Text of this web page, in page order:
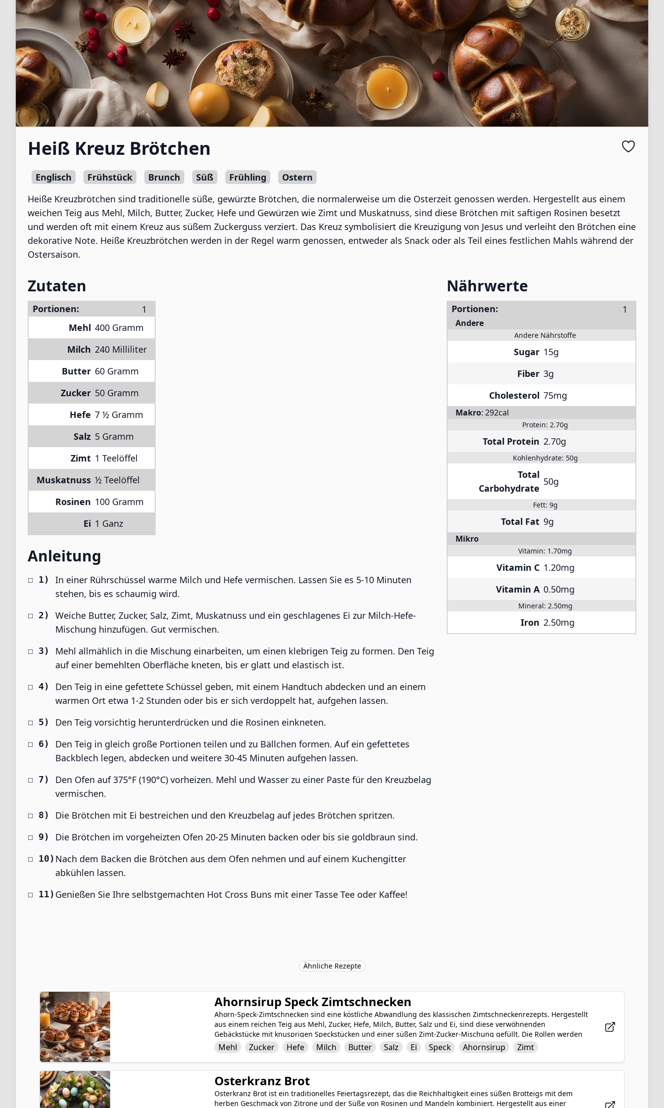
Heiß Kreuz Brötchen
Englisch Frühstück Brunch Süß Frühling
Ostern
Heiße Kreuzbrötchen sind traditionelle süße, gewürzte Brötchen, die normalerweise um die Osterzeit genossen werden. Hergestellt aus einem
weichen Teig aus Mehl, Milch, Butter, Zucker, Hefe und Gewürzen wie Zimt und Muskatnuss, sind diese Brötchen mit saftigen Rosinen besetzt
und werden oft mit einem Kreuz aus süßem Zuckerguss verziert. Das Kreuz symbolisiert die Kreuzigung von Jesus und verleiht den Brötchen eine
dekorative Note. Heiße Kreuzbrötchen werden in der Regel warm genossen, entweder als Snack oder als Teil eines festlichen Mahls während der
Ostersaison.
Zutaten
Portionen:
Mehl 400 Gramm
Milch 240 Milliliter
Butter 60 Gramm
Zucker 50 Gramm
Hefe 7 ½ Gramm
Salz 5 Gramm
Zimt 1 Teelöffel
Muskatnuss ½ Teelöffel
Rosinen 100 Gramm
Ei 1 Ganz
Anleitung
In einer Rührschüssel warme Milch und Hefe vermischen. Lassen Sie es 5-10 Minuten
stehen, bis es schaumig wird.
Weiche Butter, Zucker, Salz, Zimt, Muskatnuss und ein geschlagenes Ei zur Milch-Hefe-
Mischung hinzufügen. Gut vermischen.
Mehl allmählich in die Mischung einarbeiten, um einen klebrigen Teig zu formen. Den Teig
auf einer bemehlten Oberfläche kneten, bis er glatt und elastisch ist.
Den Teig in eine gefettete Schüssel geben, mit einem Handtuch abdecken und an einem
warmen Ort etwa 1-2 Stunden oder bis er sich verdoppelt hat, aufgehen lassen.
Den Teig vorsichtig herunterdrücken und die Rosinen einkneten.
Den Teig in gleich große Portionen teilen und zu Bällchen formen. Auf ein gefettetes
Backblech legen, abdecken und weitere 30-45 Minuten aufgehen lassen.
Den Ofen auf 375°F (190°C) vorheizen. Mehl und Wasser zu einer Paste für den Kreuzbelag
vermischen.
Die Brötchen mit Ei bestreichen und den Kreuzbelag auf jedes Brötchen spritzen.
Die Brötchen im vorgeheizten Ofen 20-25 Minuten backen oder bis sie goldbraun sind.
Nach dem Backen die Brötchen aus dem Ofen nehmen und auf einem Kuchengitter
abkühlen lassen.
Genießen Sie Ihre selbstgemachten Hot Cross Buns mit einer Tasse Tee oder Kaffee!
Nährwerte
Portionen:
Andere
Andere Nährstoffe
Sugar 15g
Fiber 3g
Cholesterol 75mg
Makro: 292cal
Protein: 2.70g
Total Protein 2.70g
Kohlenhydrate: 50g
Total
Carbohydrate
50g
Fett: 9g
Total Fat 9g
Mikro
Vitamin: 1.70mg
Vitamin C 1.20mg
Vitamin A 0.50mg
Mineral: 2.50mg
Iron 2.50mg
Ähnliche Rezepte
Ahornsirup Speck Zimtschnecken
Ahorn-Speck-Zimtschnecken sind eine köstliche Abwandlung des klassischen Zimtschneckenrezepts. Hergestellt
aus einem reichen Teig aus Mehl, Zucker, Hefe, Milch, Butter, Salz und Ei, sind diese verwöhnenden
Gebäckstücke mit knusprigen Speckstücken und einer süßen Zimt-Zucker-Mischung gefüllt. Die Rollen werden
dann goldbraun gebacken und mit einem üppigen Ahornsirup-Glasur beträufelt, was eine einzigartige und
köstliche Geschmackskombination aus herzhaftem Speck, warmem Zimt und süßem Ahorn ergibt. Perfekt für
das Frühstück oder als besondere Leckerei, werden diese Ahorn-Speck-Zimtschnecken sicher bei jedem, der
eine süß-salzige Kombination liebt, gut ankommen.
Mehl Zucker Hefe Milch Butter Salz Ei Speck Ahornsirup Zimt
Osterkranz Brot
Osterkranz Brot ist ein traditionelles Feiertagsrezept, das die Reichhaltigkeit eines süßen Brotteigs mit dem
herben Geschmack von Zitrone und der Süße von Rosinen und Mandeln kombiniert. Hergestellt aus einer